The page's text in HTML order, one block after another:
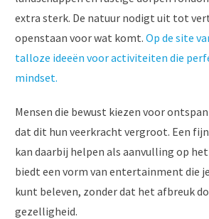
extra sterk. De natuur nodigt uit tot
openstaan voor wat komt. Op de site
talloze ideeën voor activiteiten die
mindset.
Mensen die bewust kiezen voor
dat dit hun veerkracht vergroot. Een
kan daarbij helpen als aanvulling op
biedt een vorm van entertainment die
kunt beleven, zonder dat het afbreuk
gezelligheid.